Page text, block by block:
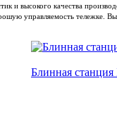
и высокого качества
управляемость тележке.
Блинная